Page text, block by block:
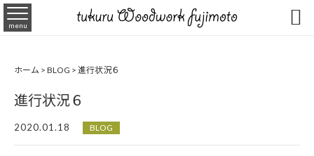
menu 
ホーム > BLOG > 進行状況６
進行状況６
2020.01.18 BLOG